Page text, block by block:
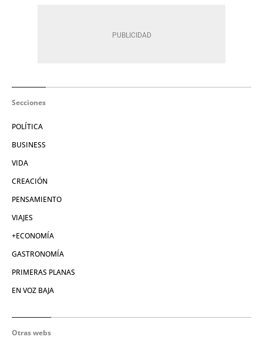
Secciones
POLÍTICA
BUSINESS
VIDA
CREACIÓN
PENSAMIENTO
VIAJES
+ECONOMÍA
GASTRONOMÍA
PRIMERAS PLANAS
EN VOZ BAJA
Otras webs